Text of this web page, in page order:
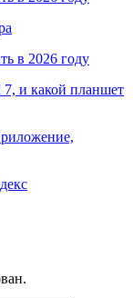
в 2026 году
7, и какой планшет